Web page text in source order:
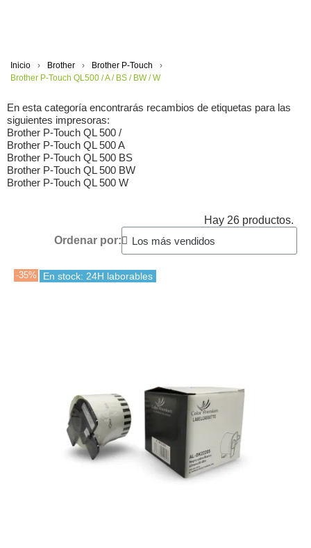
Inicio Brother
Brother P-Touch
Brother P-Touch QL500 / A / BS / BW / W
En esta categoría encontrarás recambios de etiquetas para las
siguientes impresoras:
Brother P-Touch QL 500 /
Brother P-Touch QL 500 A
Brother P-Touch QL 500 BS
Brother P-Touch QL 500 BW
Brother P-Touch QL 500 W
Hay 26 productos.
Ordenar por:
-35% En stock: 24H laborables